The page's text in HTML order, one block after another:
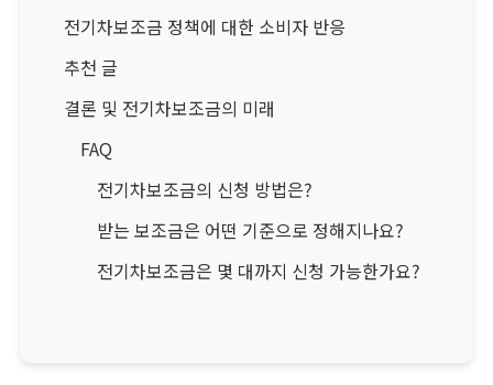
전기차보조금 정책에 대한 소비자 반응
추천 글
결론 및 전기차보조금의 미래
FAQ
전기차보조금의 신청 방법은?
받는 보조금은 어떤 기준으로 정해지나요?
전기차보조금은 몇 대까지 신청 가능한가요?